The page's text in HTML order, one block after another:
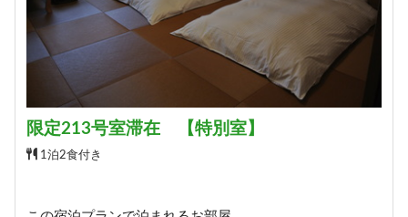
限定213号室滞在 【特別室】
1泊2食付き